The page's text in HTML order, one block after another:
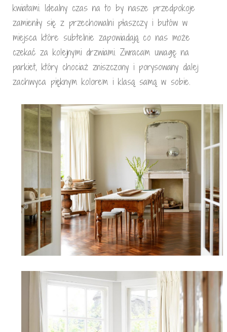
kwiatami. Idealny czas na to by nasze przedpokoje
zamieniły się z przechowalni płaszczy i butów w
miejsca które subtelnie zapowiadają co nas może
czekać za kolejnymi drzwiami. Zwracam uwagę na
parkiet, który chociaż zniszczony i porysowany dalej
zachwyca pięknym kolorem i klasą samą w sobie.